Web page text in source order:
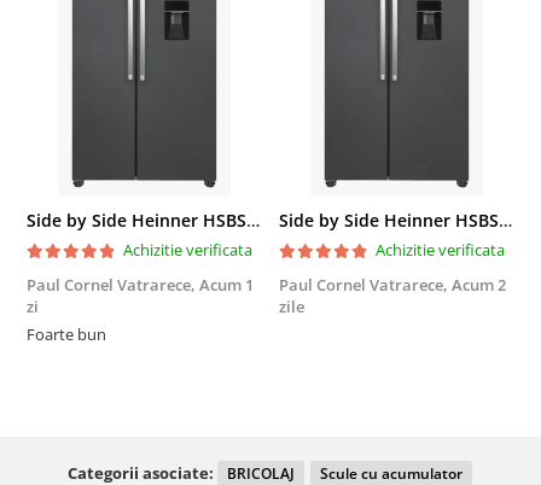
Side by Side Heinner HSBS-HM439NFINVDGWDE++, Total No Frost, Compresor Inverter, Dozator Apa, Display Touch LED, 439 L, Clasa E, Gri Antracit Texturat
Achizitie verificata
Paul Cornel Vatrarece, Acum 1
zi
Foarte bun
Side by Side Heinner HSBS-HM439NFINVDGWDE++, Total No Frost, Compresor Inverter, Dozator Apa, Display Touch LED, 439 L, Clasa E, Gri Antracit Texturat
Achizitie verificata
Paul Cornel Vatrarece, Acum 2
zile
Categorii asociate: BRICOLAJ Scule cu acumulator